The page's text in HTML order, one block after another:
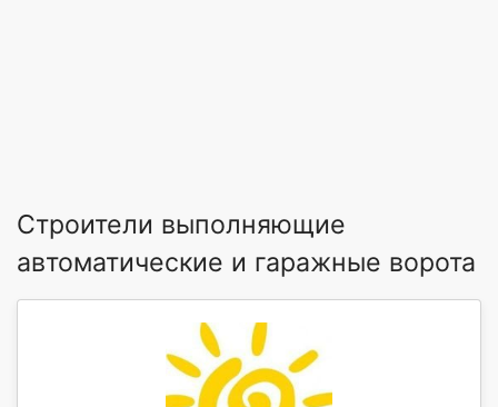
Строители выполняющие
автоматические и гаражные ворота